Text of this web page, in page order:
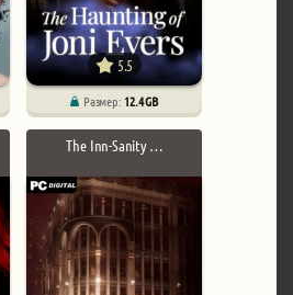
5.5
Размер: 12.4 GB
The Inn-Sanity …